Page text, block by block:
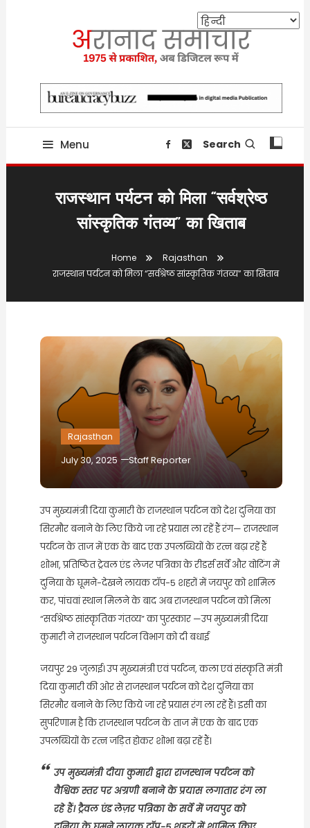
aranaadsamachar.in
Providing state related news since 1975
Menu Search
राजस्थान पर्यटन को मिला “सर्वश्रेष्ठ
सांस्कृतिक गंतव्य” का खिताब
Home
Rajasthan
राजस्थान पर्यटन को मिला “सर्वश्रेष्ठ सांस्कृतिक गंतव्य” का खिताब
Rajasthan
July 30, 2025 Staff Reporter
उप मुख्यमंत्री दिया कुमारी के राजस्थान पर्यटन को देश दुनिया का
सिरमौर बनाने के लिए किये जा रहे प्रयास ला रहें हैं रंग— राजस्थान
पर्यटन के ताज में एक के बाद एक उपलब्धियों के रत्न बढ़ा रहें हैं
शोभा, प्रतिष्ठित ट्रेवल एंड लेजर पत्रिका के रीडर्स सर्वे और वोटिंग में
दुनिया के घूमने-देखने लायक टॉप-5 शहरों में जयपुर को शामिल
कर, पांचवां स्थान मिलने के बाद अब राजस्थान पर्यटन को मिला
“सर्वश्रेष्ठ सांस्कृतिक गंतव्य” का पुरस्कार —उप मुख्यमंत्री दिया
कुमारी ने राजस्थान पर्यटन विभाग को दी बधाई
जयपुर 29 जुलाई। उप मुख्यमंत्री एवं पर्यटन, कला एवं संस्कृति मंत्री
दिया कुमारी की ओर से राजस्थान पर्यटन को देश दुनिया का
सिरमौर बनाने के लिए किये जा रहे प्रयास रंग ला रहें हैं। इसी का
सुपरिणाम है कि राजस्थान पर्यटन के ताज में एक के बाद एक
उपलब्धियों के रत्न जड़ित होकर शोभा बढ़ा रहें हैं।
उप मुख्यमंत्री दीया कुमारी द्वारा राजस्थान पर्यटन को
वैश्विक स्तर पर अग्रणी बनाने के प्रयास लगातार रंग ला
रहे हैं। ट्रैवल एंड लेज़र पत्रिका के सर्वे में जयपुर को